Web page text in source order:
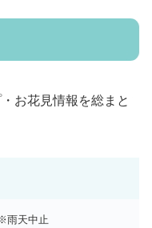
お花見情報を総まと
雨天中止